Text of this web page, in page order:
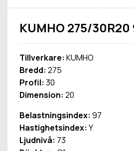
KUMHO 275/30R20
Tillverkare: KUMHO
Bredd: 275
Profil: 30
Dimension: 20
Belastningsindex: 97
Hastighetsindex: Y
Ljudnivå: 73